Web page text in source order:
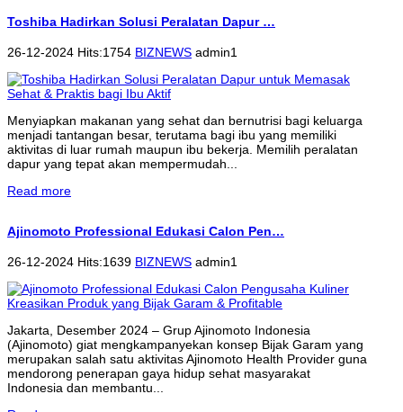
Toshiba Hadirkan Solusi Peralatan Dapur …
26-12-2024 Hits:1754 BIZNEWS admin1
Menyiapkan makanan yang sehat dan bernutrisi bagi keluarga
menjadi tantangan besar, terutama bagi ibu yang memiliki
aktivitas di luar rumah maupun ibu bekerja. Memilih peralatan
dapur yang tepat akan mempermudah...
Read more
Ajinomoto Professional Edukasi Calon Pen…
26-12-2024 Hits:1639 BIZNEWS admin1
Jakarta, Desember 2024 – Grup Ajinomoto Indonesia
(Ajinomoto) giat mengkampanyekan konsep Bijak Garam yang
merupakan salah satu aktivitas Ajinomoto Health Provider guna
mendorong penerapan gaya hidup sehat masyarakat
Indonesia dan membantu...